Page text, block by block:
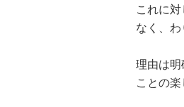
これに
なく、わ
理由は明
ことの楽